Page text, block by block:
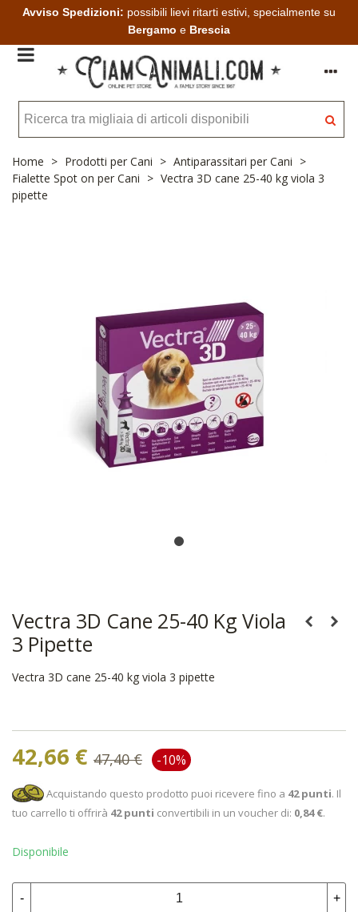
Avviso Spedizioni: possibili lievi ritarti estivi, specialmente su
Bergamo e Brescia
Home > Prodotti per Cani > Antiparassitari per Cani >
Fialette Spot on per Cani > Vectra 3D cane 25-40 kg viola 3
pipette
Vectra 3D Cane 25-40 Kg Viola
3 Pipette
Vectra 3D cane 25-40 kg viola 3 pipette
42,66 € 47,40 € -10%
Acquistando questo prodotto puoi ricevere fino a 42 punti. Il
tuo carrello ti offrirà 42punti convertibili in un voucher di: 0,84 €.
Disponibile
- +